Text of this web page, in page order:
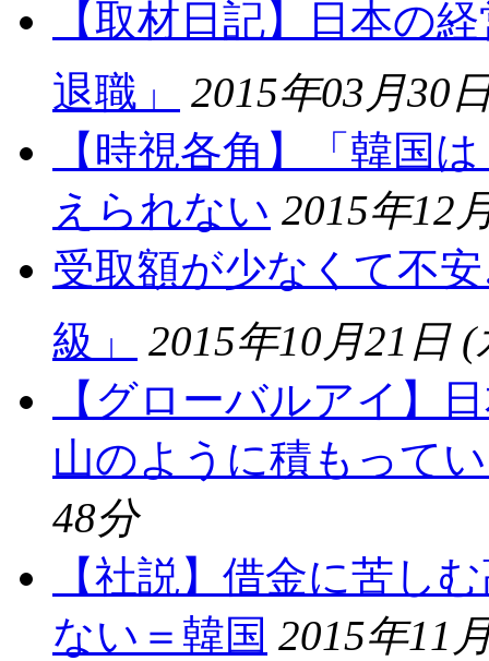
【取材日記】日本の
退職」
2015年03月30
【時視各角】「韓国
えられない 2015年12
受取額が少なくて不
級」
2015年10月21日
【グローバルアイ】
山のように積もって
48分
【社説】借金に苦し
ない＝韓国 2015年11